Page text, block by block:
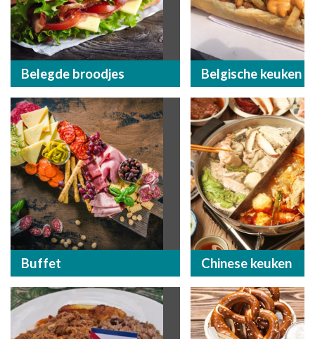
Belegde broodjes Belgische keuken
Buffet Chinese keuken